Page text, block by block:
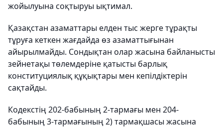
жойылуына соқтыруы ықтимал.
Қазақстан азаматтары елден тыс жерге тұрақты
тұруға кеткен жағдайда өз азаматтығынан
айырылмайды. Сондықтан олар жасына байланысты
зейнетақы төлемдеріне қатысты барлық
конституциялық құқықтары мен кепілдіктерін
сақтайды.
Кодекстің 202-бабының 2-тармағы мен 204-
бабының 3-тармағының 2) тармақшасы жасына